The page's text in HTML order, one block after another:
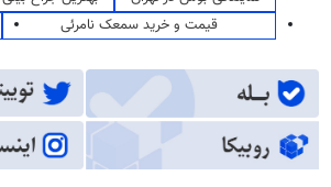
قیمت و خرید سمعک نامرئی